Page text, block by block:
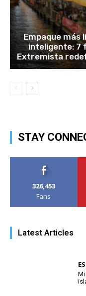
Empaque más
inteligente: 7
Extremista
STAY
326,453
Fans
Latest Articles